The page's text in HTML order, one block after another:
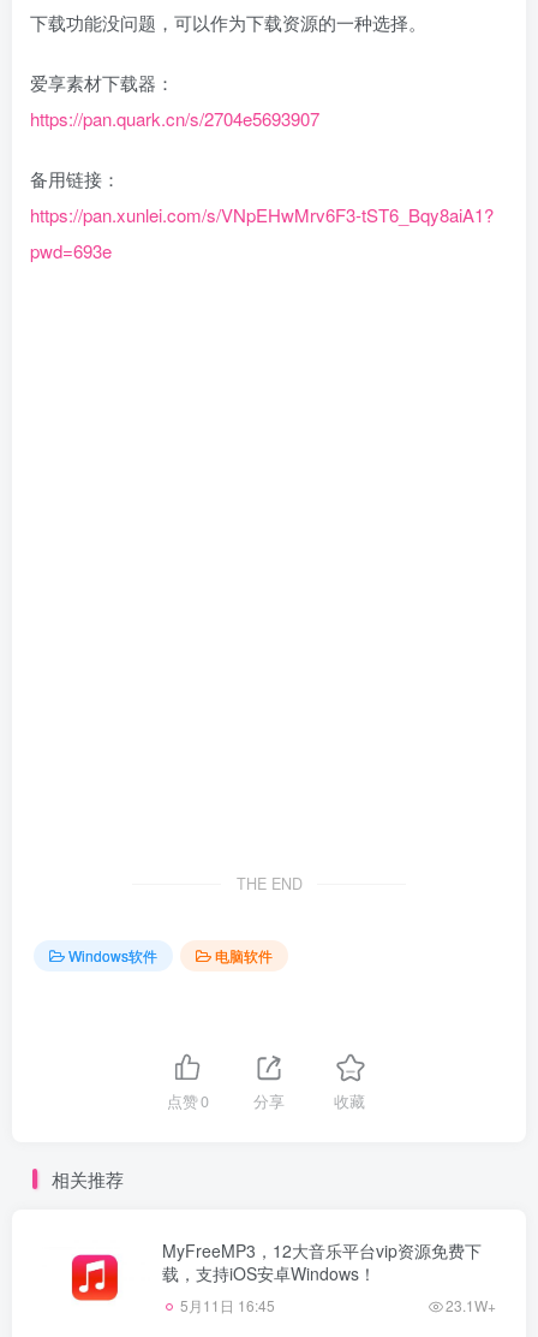
下载功能没问题，可以作为下载资源的一种选择。
爱享素材下载器：
https://pan.quark.cn/s/2704e5693907
备用链接：
https://pan.xunlei.com/s/VNpEHwMrv6F3-tST6_Bqy8aiA1?
pwd=693e
THE END
Windows软件 电脑软件
点赞0 分享 收藏
相关推荐
MyFreeMP3，12大音乐平台vip资源免费下
载，支持iOS安卓Windows！
5月11日 16:45 23.1W+